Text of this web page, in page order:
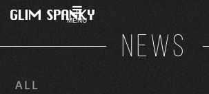
MENU
NEWS
ALL